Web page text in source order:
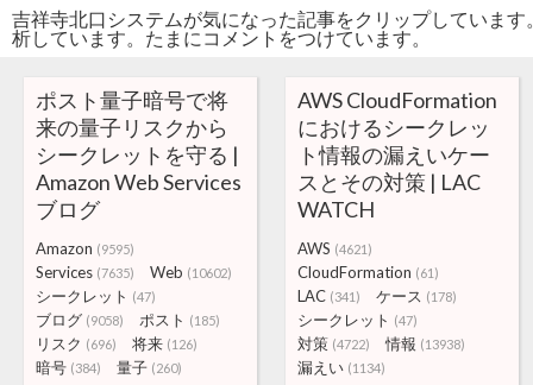
吉祥寺北口システムが気になった記事をクリップしていま
析しています。たまにコメントをつけています。
ポスト量子暗号で将
来の量子リスクから
シークレットを守る |
Amazon Web Services
ブログ
Amazon (9595)
Services (7635) Web (10602)
シークレット (47)
ブログ (9058) ポスト (185)
リスク (696) 将来 (126)
暗号 (384) 量子 (260)
AWS CloudFormation
におけるシークレッ
ト情報の漏えいケー
スとその対策 | LAC
WATCH
AWS (4621)
CloudFormation (61)
LAC (341) ケース (178)
シークレット (47)
対策 (4722) 情報 (13938)
漏えい (1134)